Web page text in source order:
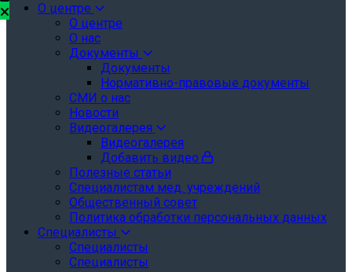
О центре
О центре
О нас
Документы
Документы
Нормативно-правовые документы
СМИ о нас
Новости
Видеогалерея
Видеогалерея
Добавить видео
Полезные статьи
Специалистам мед. учреждений
Общественный совет
Политика обработки персональных данных
Специалисты
Специалисты
Специалисты